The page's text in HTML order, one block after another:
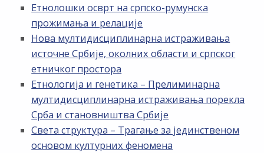
Етнолошки осврт на српско-румунска
прожимања и релације
Нова мултидисциплинарна истраживања
источне Србије, околних области и српског
етничког простора
Етнологија и генетика – Прелиминарна
мултидисциплинарна истраживања порекла
Срба и становништва Србије
Света структура – Трагање за јединственом
основом културних феномена